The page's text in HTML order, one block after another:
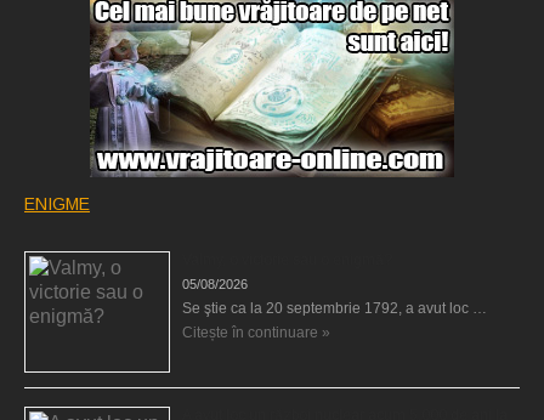
ENIGME
05/08/2026
Se ştie ca la 20 septembrie 1792, a avut loc …
Citește în continuare »